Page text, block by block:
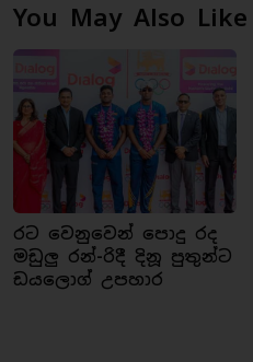
You May Also Like
රට වෙනුවෙන් පොදු රද
මඩුලු රන්-රිදී දිනූ පුතුන්ට
ඩයලොග් උපහාර